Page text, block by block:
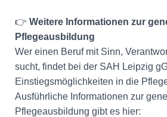
👉 Weitere Informationen zur
Pflegeausbildung
Wer einen Beruf mit Sinn,
sucht, findet bei der SAH Leipzig
Einstiegsmöglichkeiten in die
Ausführliche Informationen zur
Pflegeausbildung gibt es hier: